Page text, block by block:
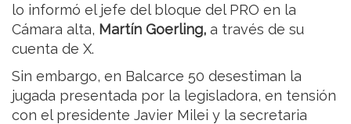
lo informó el jefe del bloque del PRO en la
Cámara alta, Martín Goerling, a través de su
cuenta de X.
Sin embargo, en Balcarce 50 desestiman la
jugada presentada por la legisladora, en tensión
con el presidente Javier Milei y la secretaria